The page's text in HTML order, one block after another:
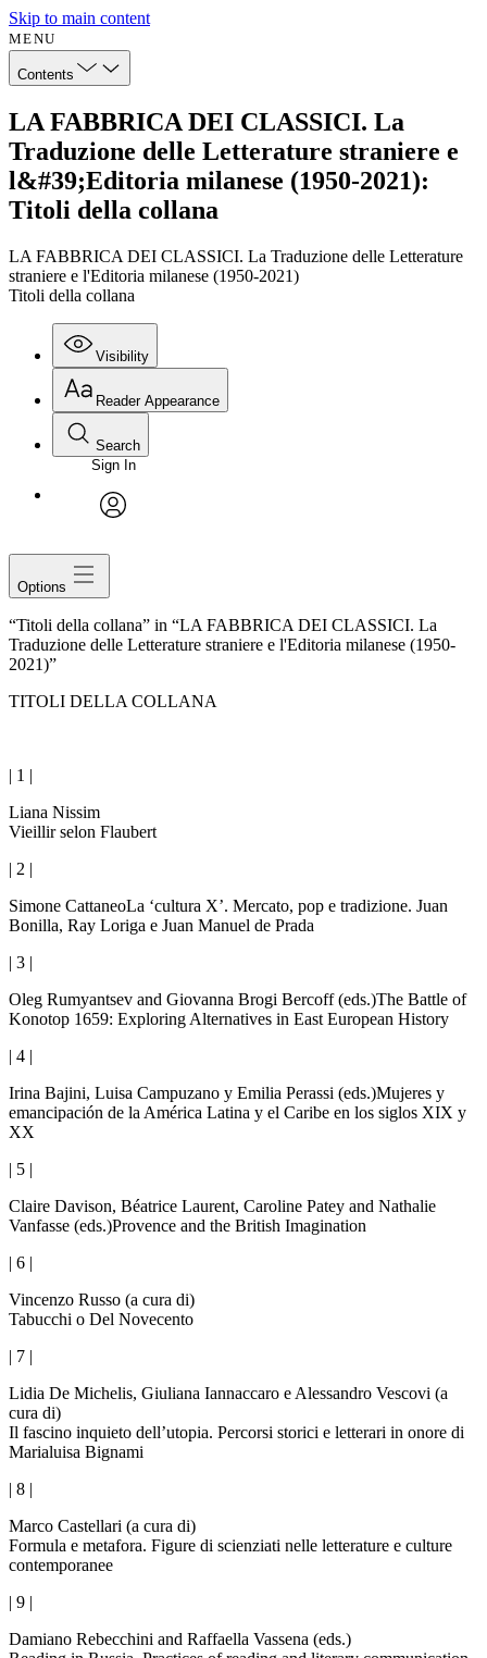
Skip to main content
MENU
Contents
LA FABBRICA DEI CLASSICI. La
Traduzione delle Letterature straniere e
l&#39;Editoria milanese (1950-2021):
Titoli della collana
LA FABBRICA DEI CLASSICI. La Traduzione delle Letterature
straniere e l'Editoria milanese (1950-2021)
Titoli della collana
Visibility
Reader Appearance
Search
Sign In
Options
“Titoli della collana” in “LA FABBRICA DEI CLASSICI. La
Traduzione delle Letterature straniere e l'Editoria milanese (1950-
2021)”
TITOLI DELLA COLLANA
| 1 |
Liana Nissim
Vieillir selon Flaubert
| 2 |
Simone CattaneoLa ‘cultura X’. Mercato, pop e tradizione. Juan
Bonilla, Ray Loriga e Juan Manuel de Prada
| 3 |
Oleg Rumyantsev and Giovanna Brogi Bercoff (eds.)The Battle of
Konotop 1659: Exploring Alternatives in East European History
| 4 |
Irina Bajini, Luisa Campuzano y Emilia Perassi (eds.)Mujeres y
emancipación de la América Latina y el Caribe en los siglos XIX y
XX
| 5 |
Claire Davison, Béatrice Laurent, Caroline Patey and Nathalie
Vanfasse (eds.)Provence and the British Imagination
| 6 |
Vincenzo Russo (a cura di)
Tabucchi o Del Novecento
| 7 |
Lidia De Michelis, Giuliana Iannaccaro e Alessandro Vescovi (a
cura di)
Il fascino inquieto dell’utopia. Percorsi storici e letterari in onore di
Marialuisa Bignami
| 8 |
Marco Castellari (a cura di)
Formula e metafora. Figure di scienziati nelle letterature e culture
contemporanee
| 9 |
Damiano Rebecchini and Raffaella Vassena (eds.)